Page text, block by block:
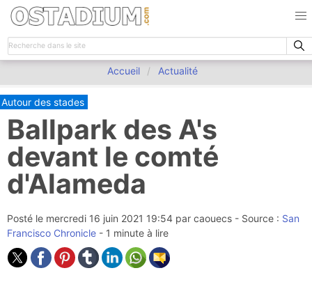
Accueil Actualité
Autour des stades
Ballpark des A's
devant le comté
d'Alameda
Posté le mercredi 16 juin 2021 19:54 par caouecs - Source : San
Francisco Chronicle - 1 minute à lire